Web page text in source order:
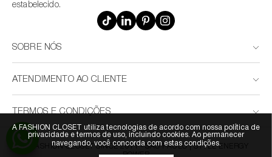
estabelecido.
SOBRE NÓS
ATENDIMENTO AO CLIENTE
TERMOS E CONDIÇÕES
© FASHION CLOSET SINCE 2011 - SÃO PAULO | STYLE ENERGY
POWER
A FASHION CLOSET utiliza tecnologias de acordo com nossa política de
privacidade e termos de uso, incluindo cookies. Ao permanecer
navegando, você concorda com estas condições.